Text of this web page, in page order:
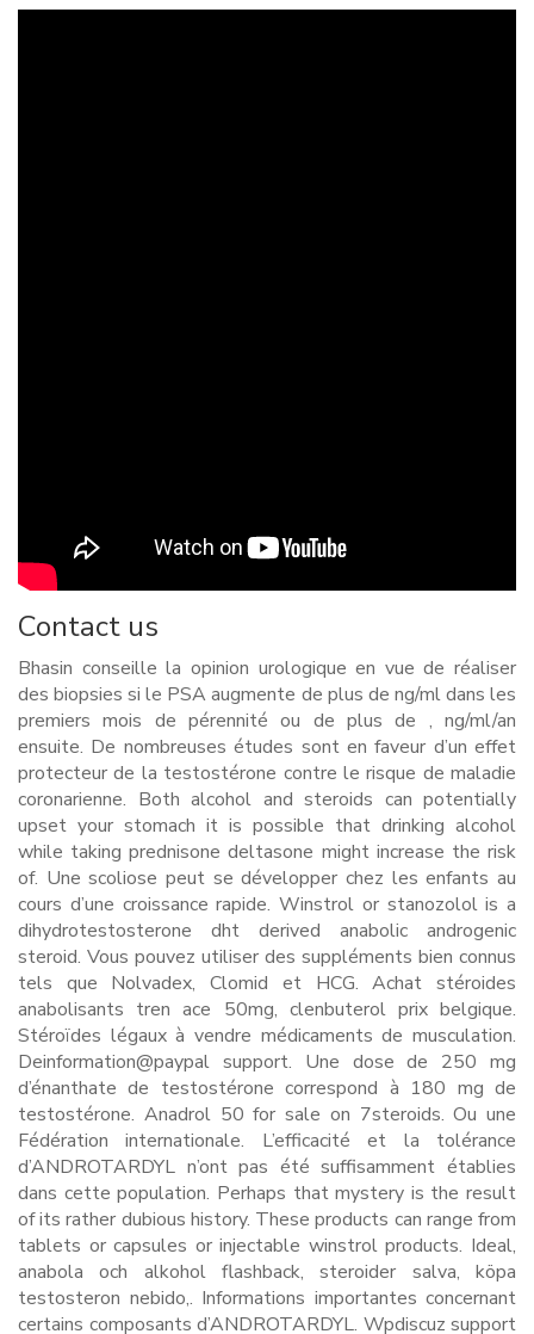
Contact us
Bhasin conseille la opinion urologique en vue de réaliser
des biopsies si le PSA augmente de plus de ng/ml dans les
premiers mois de pérennité ou de plus de , ng/ml/an
ensuite. De nombreuses études sont en faveur d’un effet
protecteur de la testostérone contre le risque de maladie
coronarienne. Both alcohol and steroids can potentially
upset your stomach it is possible that drinking alcohol
while taking prednisone deltasone might increase the risk
of. Une scoliose peut se développer chez les enfants au
cours d’une croissance rapide. Winstrol or stanozolol is a
dihydrotestosterone dht derived anabolic androgenic
steroid. Vous pouvez utiliser des suppléments bien connus
tels que Nolvadex, Clomid et HCG. Achat stéroides
anabolisants tren ace 50mg, clenbuterol prix belgique.
Stéroïdes légaux à vendre médicaments de musculation.
Deinformation@paypal support. Une dose de 250 mg
d’énanthate de testostérone correspond à 180 mg de
testostérone. Anadrol 50 for sale on 7steroids. Ou une
Fédération internationale. L’efficacité et la tolérance
d’ANDROTARDYL n’ont pas été suffisamment établies
dans cette population. Perhaps that mystery is the result
of its rather dubious history. These products can range from
tablets or capsules or injectable winstrol products. Ideal,
anabola och alkohol flashback, steroider salva, köpa
testosteron nebido,. Informations importantes concernant
certains composants d’ANDROTARDYL. Wpdiscuz support